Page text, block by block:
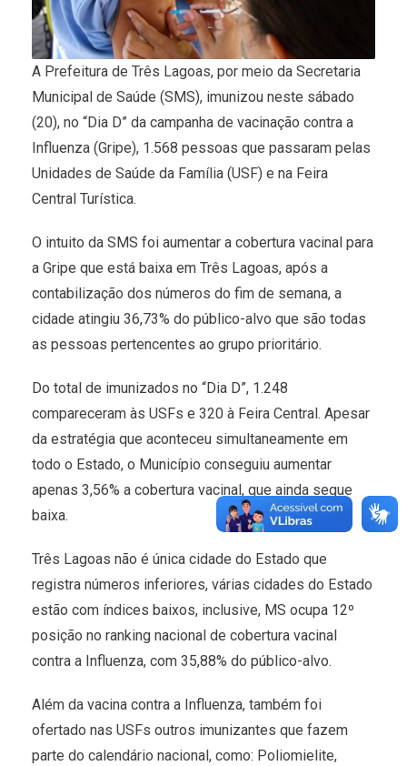
A Prefeitura de Três Lagoas, por meio da Secretaria
Municipal de Saúde (SMS), imunizou neste sábado
(20), no “Dia D” da campanha de vacinação contra a
Influenza (Gripe), 1.568 pessoas que passaram pelas
Unidades de Saúde da Família (USF) e na Feira
Central Turística.
O intuito da SMS foi aumentar a cobertura vacinal para
a Gripe que está baixa em Três Lagoas, após a
contabilização dos números do fim de semana, a
cidade atingiu 36,73% do público-alvo que são todas
as pessoas pertencentes ao grupo prioritário.
Do total de imunizados no “Dia D”, 1.248
compareceram às USFs e 320 à Feira Central. Apesar
da estratégia que aconteceu simultaneamente em
todo o Estado, o Município conseguiu aumentar
apenas 3,56% a cobertura vacinal, que ainda segue
baixa.
Três Lagoas não é única cidade do Estado que
registra números inferiores, várias cidades do Estado
estão com índices baixos, inclusive, MS ocupa 12º
posição no ranking nacional de cobertura vacinal
contra a Influenza, com 35,88% do público-alvo.
Além da vacina contra a Influenza, também foi
ofertado nas USFs outros imunizantes que fazem
parte do calendário nacional, como: Poliomielite,